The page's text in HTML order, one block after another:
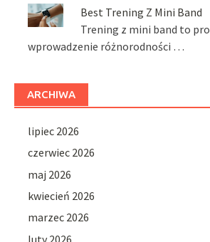
Best Trening Z Mini Band
Trening z mini band to
wprowadzenie różnorodności …
ARCHIWA
lipiec 2026
czerwiec 2026
maj 2026
kwiecień 2026
marzec 2026
luty 2026